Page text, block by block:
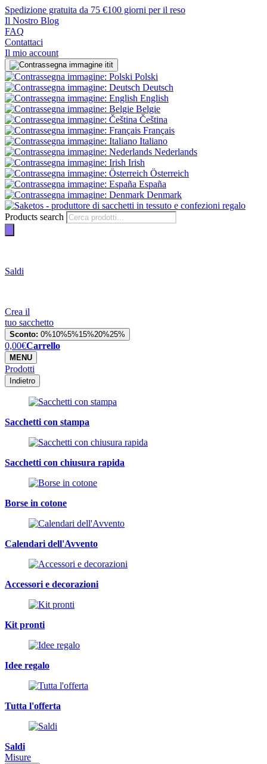
Spedizione gratuita da 75 €100 giorni per il reso
Il Nostro Blog
FAQ
Contattaci
Il mio account
it
Polski
Deutsch
English
Belgie
Čeština
Français
Italiano
Nederlands
Irish
Österreich
España
Denmark
Products search
Saldi
Crea il
tuo sacchetto
Sconto: 0%10%5%15%20%25%
0,00€Carrello
MENU
Prodotti
Indietro
Sacchetti con stampa
Sacchetti con chiusura rapida
Borse in cotone
Calendari dell'Avvento
Accessori e decorazioni
Kit pronti
Idee regalo
Tutta l'offerta
Saldi
Misure